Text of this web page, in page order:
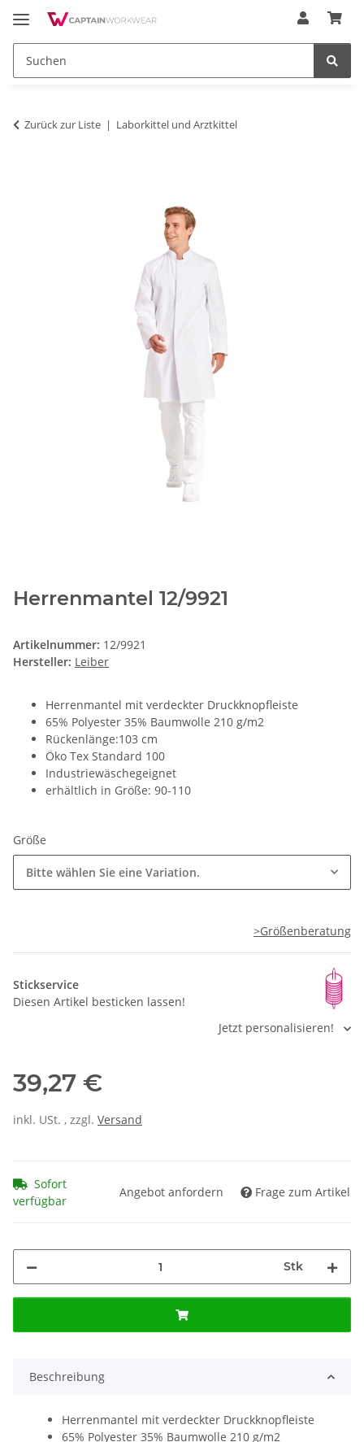
Zurück zur Liste Laborkittel und Arztkittel
Herrenmantel 12/9921
Artikelnummer: 12/9921
Hersteller: Leiber
Herrenmantel mit verdeckter Druckknopfleiste
65% Polyester 35% Baumwolle 210 g/m2
Rückenlänge:103 cm
Öko Tex Standard 100
Industriewäschegeignet
erhältlich in Größe: 90-110
Größe
Bitte wählen Sie eine Variation.
>Größenberatung
Stickservice
Diesen Artikel besticken lassen!
Jetzt personalisieren!
39,27 €
inkl. USt. , zzgl. Versand
Sofort
verfügbar
Angebot anfordern Frage zum Artikel
Stk
Beschreibung
Herrenmantel mit verdeckter Druckknopfleiste
65% Polyester 35% Baumwolle 210 g/m2